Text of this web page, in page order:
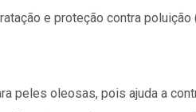
e proteção contra
peles oleosas, pois ajuda a